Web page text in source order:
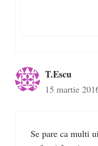
T.Escu
15 martie
Se pare ca multi